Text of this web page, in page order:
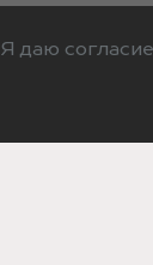
Я даю